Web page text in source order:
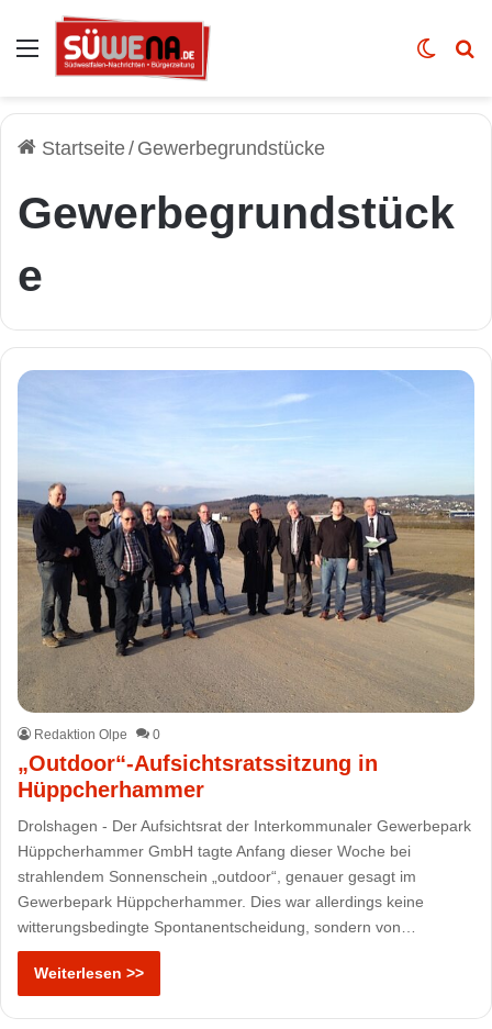
Auswahl Skin
Startseite/ Gewerbegrundstücke
Gewerbegrundstück
e
Redaktion Olpe 0
„Outdoor“-Aufsichtsratssitzung in
Hüppcherhammer
Drolshagen - Der Aufsichtsrat der Interkommunaler Gewerbepark
Hüppcherhammer GmbH tagte Anfang dieser Woche bei
strahlendem Sonnenschein „outdoor“, genauer gesagt im
Gewerbepark Hüppcherhammer. Dies war allerdings keine
witterungsbedingte Spontanentscheidung, sondern von…
Weiterlesen >>